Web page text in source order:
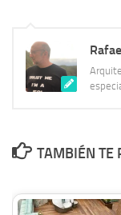
TAMBIÉN TE